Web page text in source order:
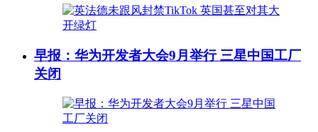
早报：华为开发者大会9月举行 三星中国工厂
关闭